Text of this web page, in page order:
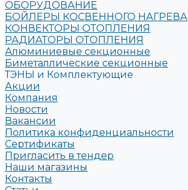
ОБОРУДОВАНИЕ
БОЙЛЕРЫ КОСВЕННОГО НАГРЕВА
КОНВЕКТОРЫ ОТОПЛЕНИЯ
РАДИАТОРЫ ОТОПЛЕНИЯ
Алюминиевые секционные
Биметаллические секционные
ТЭНЫ и Комплектующие
Акции
Компания
Новости
Вакансии
Политика конфиденциальности
Сертификаты
Пригласить в тендер
Наши магазины
Контакты